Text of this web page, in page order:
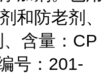
和防老剂、
含量：CP
号：201-